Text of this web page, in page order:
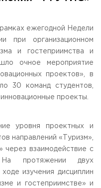
объединение в
округ Пушкинский,
ежегодной Недели
при организационном
и гостеприимства и
очное мероприятие
проектов», в
30 команд студентов,
проекты.
уровня проектных и
направлений «Туризм»,
через взаимодействие с
На протяжении двух
изучения дисциплин
и гостеприимстве» и